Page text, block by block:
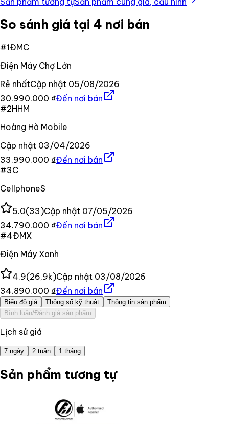
So sánh giá tại 4 nơi bán
#1ĐMC
Điện Máy Chợ Lớn
Rẻ nhấtCập nhật 05/08/2026
30.990.000 ₫Đến nơi bán
#2HHM
Hoàng Hà Mobile
Cập nhật 03/04/2026
33.990.000 ₫Đến nơi bán
#3C
CellphoneS
5.0(33)Cập nhật 07/05/2026
34.790.000 ₫Đến nơi bán
#4ĐMX
Điện Máy Xanh
4.9(26,9k)Cập nhật 03/08/2026
34.890.000 ₫Đến nơi bán
Biểu đồ giá Thông số kỹ thuật
Thông tin sản phẩm
Bình luận/Đánh giá sản phẩm
Lịch sử giá
7 ngày 2 tuần 1 tháng
Sản phẩm tương tự